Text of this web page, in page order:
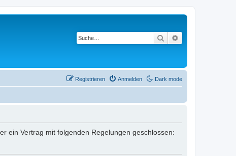
Suche
Dark mode
Anmelden
Registrieren
ein Vertrag mit folgenden Regelungen geschlossen: